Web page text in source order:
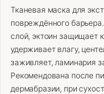
Тканевая маска для
повреждённого
слой, эктоин защищает
удерживает влагу,
заживляет, ламинария
Рекомендована после
дермабразии, при